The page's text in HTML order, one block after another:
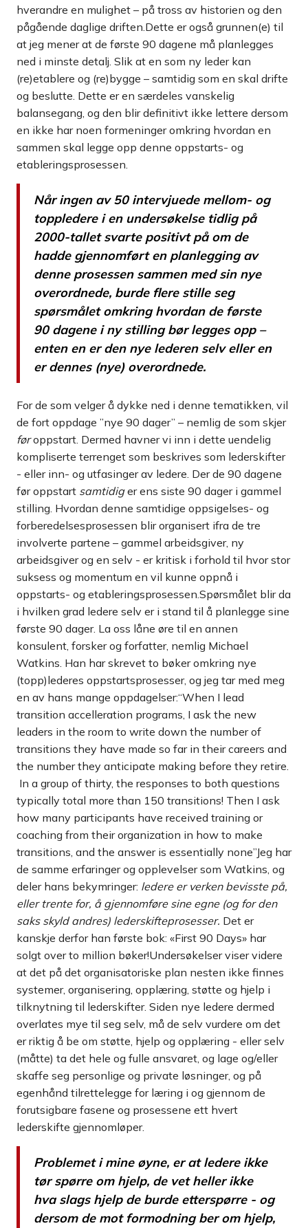
hverandre en mulighet – på tross av historien og den
pågående daglige driften.Dette er også grunnen(e) til
at jeg mener at de første 90 dagene må planlegges
ned i minste detalj. Slik at en som ny leder kan
(re)etablere og (re)bygge – samtidig som en skal drifte
og beslutte. Dette er en særdeles vanskelig
balansegang, og den blir definitivt ikke lettere dersom
en ikke har noen formeninger omkring hvordan en
sammen skal legge opp denne oppstarts- og
etableringsprosessen.
Når ingen av 50 intervjuede mellom- og
toppledere i en undersøkelse tidlig på
2000-tallet svarte positivt på om de
hadde gjennomført en planlegging av
denne prosessen sammen med sin nye
overordnede, burde flere stille seg
spørsmålet omkring hvordan de første
90 dagene i ny stilling bør legges opp –
enten en er den nye lederen selv eller en
er dennes (nye) overordnede.
For de som velger å dykke ned i denne tematikken, vil
de fort oppdage ”nye 90 dager” – nemlig de som skjer
føroppstart. Dermed havner vi inn i dette uendelig
kompliserte terrenget som beskrives som lederskifter
- eller inn- og utfasinger av ledere. Der de 90 dagene
før oppstart samtidiger ens siste 90 dager i gammel
stilling. Hvordan denne samtidige oppsigelses- og
forberedelsesprosessen blir organisert ifra de tre
involverte partene – gammel arbeidsgiver, ny
arbeidsgiver og en selv - er kritisk i forhold til hvor stor
suksess og momentum en vil kunne oppnå i
oppstarts- og etableringsprosessen.Spørsmålet blir da
i hvilken grad ledere selv er i stand til å planlegge sine
første 90 dager. La oss låne øre til en annen
konsulent, forsker og forfatter, nemlig Michael
Watkins. Han har skrevet to bøker omkring nye
(topp)lederes oppstartsprosesser, og jeg tar med meg
en av hans mange oppdagelser:“When I lead
transition accelleration programs, I ask the new
leaders in the room to write down the number of
transitions they have made so far in their careers and
the number they anticipate making before they retire.
In a group of thirty, the responses to both questions
typically total more than 150 transitions! Then I ask
how many participants have received training or
coaching from their organization in how to make
transitions, and the answer is essentially none”Jeg har
de samme erfaringer og opplevelser som Watkins, og
deler hans bekymringer: ledere er verken bevisste på,
eller trente for, å gjennomføre sine egne (og for den
saks skyld andres) lederskifteprosesser. Det er
kanskje derfor han første bok: «First 90 Days» har
solgt over to million bøker!Undersøkelser viser videre
at det på det organisatoriske plan nesten ikke finnes
systemer, organisering, opplæring, støtte og hjelp i
tilknytning til lederskifter. Siden nye ledere dermed
overlates mye til seg selv, må de selv vurdere om det
er riktig å be om støtte, hjelp og opplæring - eller selv
(måtte) ta det hele og fulle ansvaret, og lage og/eller
skaffe seg personlige og private løsninger, og på
egenhånd tilrettelegge for læring i og gjennom de
forutsigbare fasene og prosessene ett hvert
lederskifte gjennomløper.
Problemet i mine øyne, er at ledere ikke
tør spørre om hjelp, de vet heller ikke
hva slags hjelp de burde etterspørre - og
dersom de mot formodning ber om hjelp,